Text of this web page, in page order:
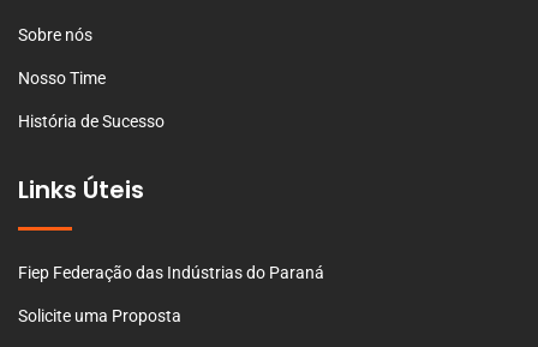
Sobre nós
Nosso Time
História de Sucesso
Links Úteis
Fiep Federação das Indústrias do Paraná
Solicite uma Proposta